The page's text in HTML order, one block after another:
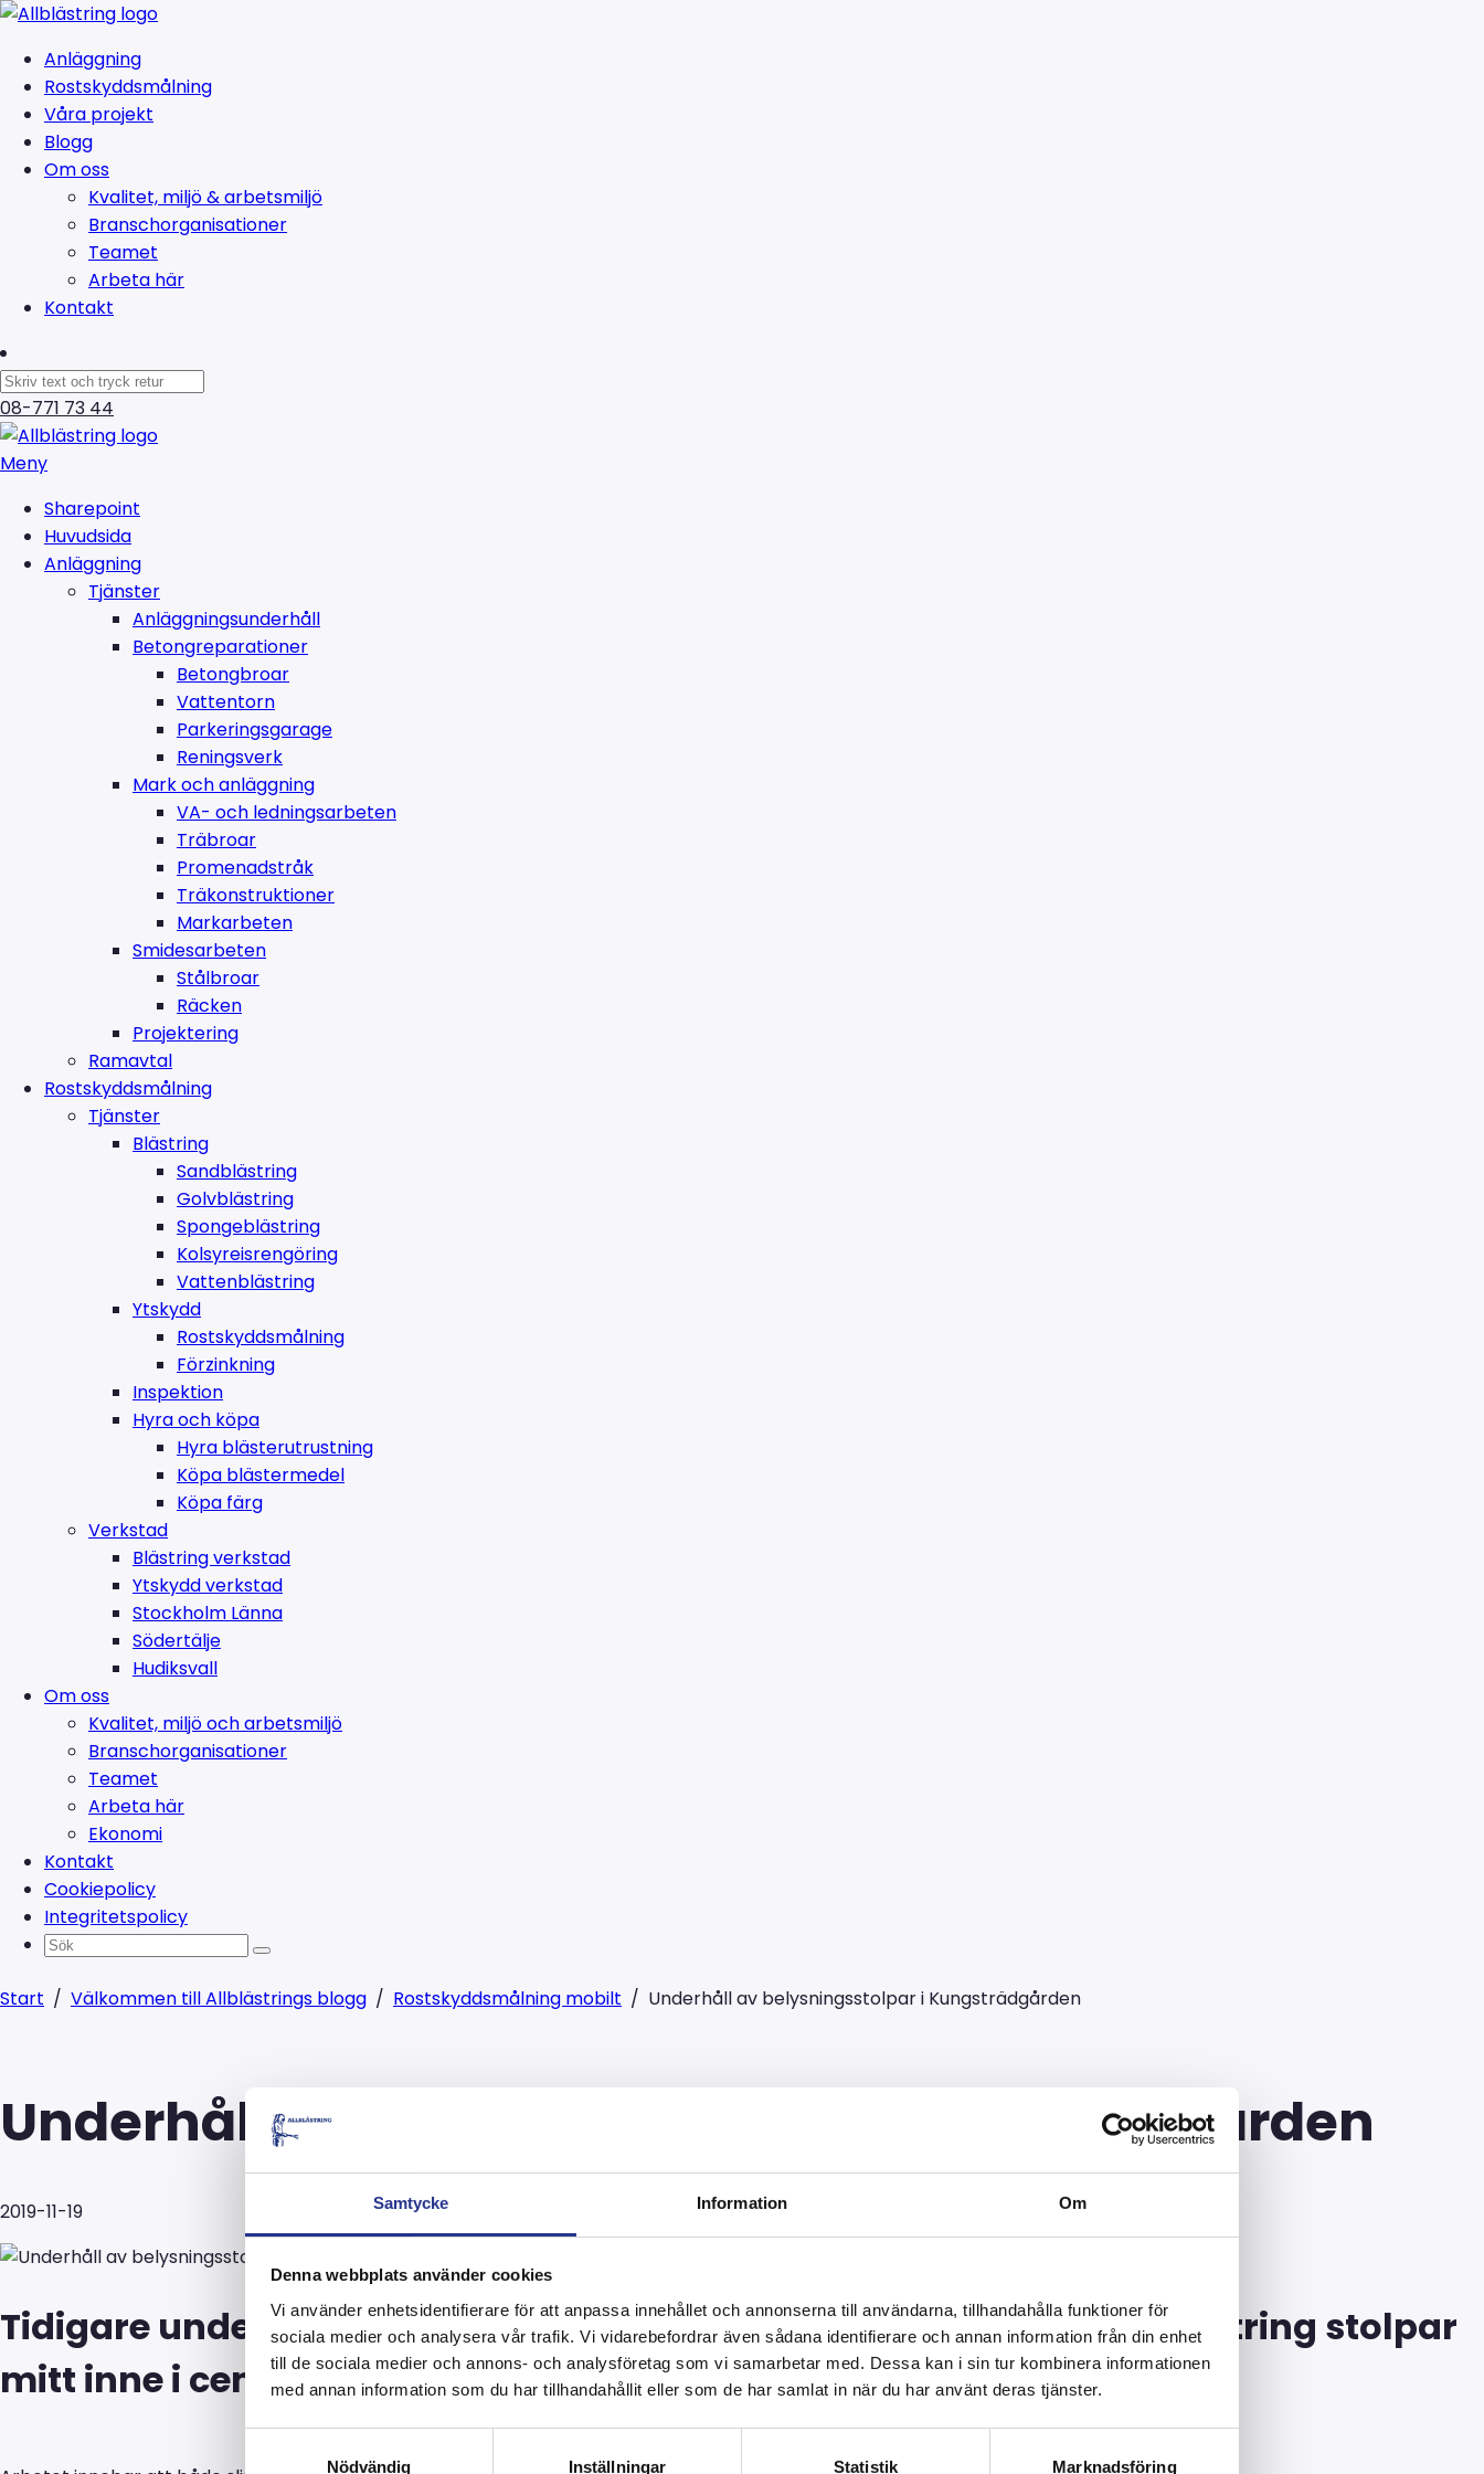
Samtycke Information Om
Denna webbplats använder cookies
Vi använder enhetsidentifierare för att anpassa innehållet och annonserna till användarna, tillhandahålla funktioner för
sociala medier och analysera vår trafik. Vi vidarebefordrar även sådana identifierare och annan information från din enhet
till de sociala medier och annons- och analysföretag som vi samarbetar med. Dessa kan i sin tur kombinera informationen
med annan information som du har tillhandahållit eller som de har samlat in när du har använt deras tjänster.
Nödvändig
Inställningar Statistik Marknadsföring
Anläggning
Rostskyddsmålning
Våra projekt
Blogg
Om oss
Kvalitet, miljö & arbetsmiljö
Branschorganisationer
Teamet
Arbeta här
Kontakt
08-771 73 44
Meny
Sharepoint
Huvudsida
Anläggning
Tjänster
Anläggningsunderhåll
Betongreparationer
Betongbroar
Vattentorn
Parkeringsgarage
Reningsverk
Mark och anläggning
VA- och ledningsarbeten
Träbroar
Promenadstråk
Träkonstruktioner
Markarbeten
Smidesarbeten
Stålbroar
Räcken
Projektering
Ramavtal
Rostskyddsmålning
Tjänster
Blästring
Sandblästring
Golvblästring
Spongeblästring
Kolsyreisrengöring
Vattenblästring
Ytskydd
Rostskyddsmålning
Förzinkning
Inspektion
Hyra och köpa
Hyra blästerutrustning
Köpa blästermedel
Köpa färg
Verkstad
Blästring verkstad
Ytskydd verkstad
Stockholm Länna
Södertälje
Hudiksvall
Om oss
Kvalitet, miljö och arbetsmiljö
Branschorganisationer
Teamet
Arbeta här
Ekonomi
Kontakt
Cookiepolicy
Integritetspolicy
Start / Välkommen till Allblästrings blogg / Rostskyddsmålning mobilt / Underhåll av belysningsstolpar i Kungsträdgården
Underhåll av belysningsstolpar i Kungsträdgården
2019-11-19
Tidigare under året renoverade två av våra medarbetare på Allblästring stolpar
mitt inne i centrala Stockholm.